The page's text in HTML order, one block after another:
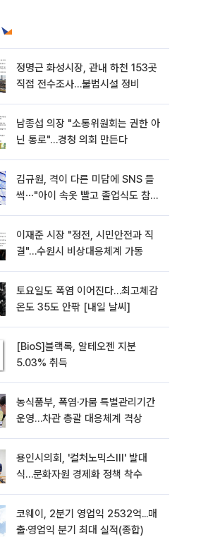
정명근 화성시장, 관내 하천 153곳
직접 전수조사…불법시설 정비
남종섭 의장 "소통위원회는 권한 아
닌 통로"…경청 의회 만든다
김규원, 격이 다른 미담에 SNS 들
썩⋯"아이 속옷 빨고 졸업식도 참
이재준 시장 "정전, 시민안전과 직
결"…수원시 비상대응체계 가동
토요일도 폭염 이어진다…최고체감
온도 35도 안팎 [내일 날씨]
[BioS]블랙록, 알테오젠 지분
5.03% 취득
농식품부, 폭염·가뭄 특별관리기간
운영…차관 총괄 대응체계 격상
용인시의회, '컬처노믹스Ⅲ' 발대
식…문화자원 경제화 정책 착수
코웨이, 2분기 영업익 2532억...매
출·영업익 분기 최대 실적(종합)